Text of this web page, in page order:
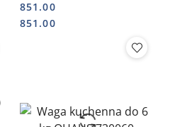
Cena:
851.00
Cena:
851.00